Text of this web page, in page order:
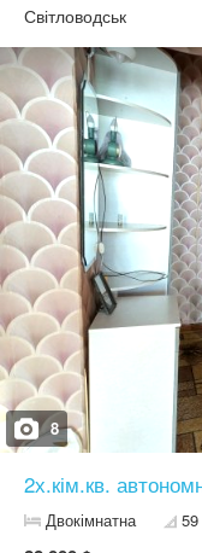
комісії для покупця!
відправити на вайбер.
Світловодськ
8
2х.кім.кв.
Двокімнатна